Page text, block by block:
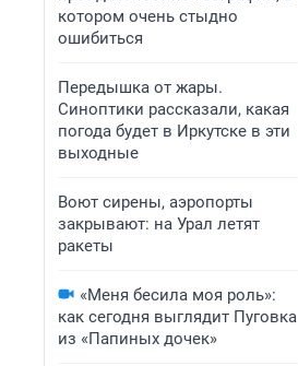
котором очень стыдно
ошибиться
Передышка от жары.
Синоптики рассказали, какая
погода будет в Иркутске в эти
выходные
Воют сирены, аэропорты
закрывают: на Урал летят
ракеты
«Меня бесила моя роль»:
как сегодня выглядит Пуговка
из «Папиных дочек»